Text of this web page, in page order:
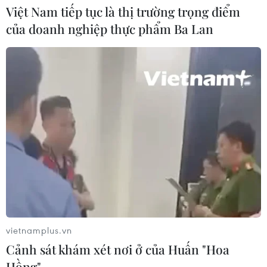
Xem thêm
CƠ QUAN CHỦ QUẢN: THÔNG TẤN XÃ VIỆT NAM
Tổng Biên tập: TRẦN TIẾN DUẨN
Phó Tổng Biên tập: NGUYỄN THỊ TÁM, KHÚC THANH
THỦY
Quy định sử dụng
Ngôn ngữ
Dịch vụ tin
Quảng cáo
Việt Nam tiếp tục là thị trường trọng điểm
của doanh nghiệp thực phẩm Ba Lan
vietnamplus.vn
Cảnh sát khám xét nơi ở của Huấn "Hoa